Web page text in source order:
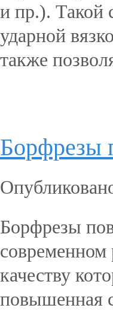
и пр.). Такой
ударной
также
Борфрезы
Борфрезы
качеству
повышенная